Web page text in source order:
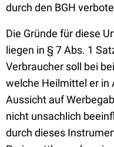
durch den BGH
Die Gründe für diese
liegen in § 7 Abs. 1
Verbraucher soll bei
welche Heilmittel er in
Aussicht auf
nicht unsachlich
durch dieses